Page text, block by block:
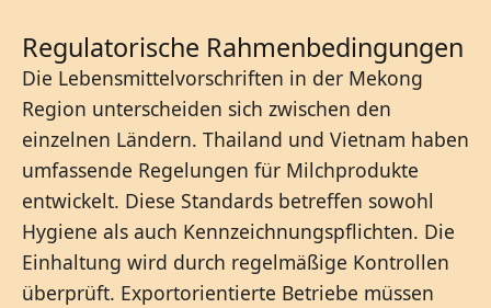
Regulatorische Rahmenbedingungen
Die Lebensmittelvorschriften in der Mekong
Region unterscheiden sich zwischen den
einzelnen Ländern. Thailand und Vietnam haben
umfassende Regelungen für Milchprodukte
entwickelt. Diese Standards betreffen sowohl
Hygiene als auch Kennzeichnungspflichten. Die
Einhaltung wird durch regelmäßige Kontrollen
überprüft. Exportorientierte Betriebe müssen